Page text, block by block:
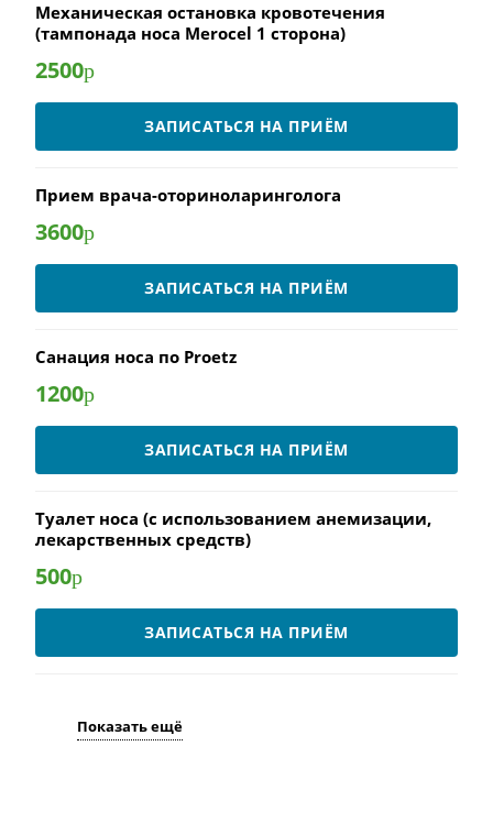
Механическая остановка кровотечения
(тампонада носа Merocel 1 сторона)
2500р
ЗАПИСАТЬСЯ НА ПРИЁМ
Прием врача-оториноларинголога
3600р
ЗАПИСАТЬСЯ НА ПРИЁМ
Санация носа по Proetz
1200р
ЗАПИСАТЬСЯ НА ПРИЁМ
Туалет носа (с использованием анемизации,
лекарственных средств)
500р
ЗАПИСАТЬСЯ НА ПРИЁМ
Показать ещё